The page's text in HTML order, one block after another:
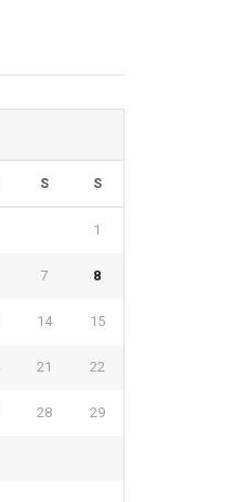
S S
1
7 8
14 15
21 22
28 29